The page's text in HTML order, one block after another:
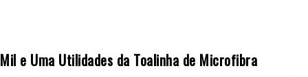
Mil e Uma Utilidades da Toalinha de Microfibra